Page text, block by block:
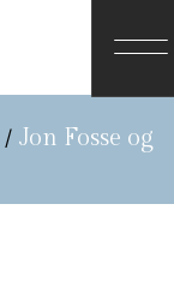
/ Jon Fosse og